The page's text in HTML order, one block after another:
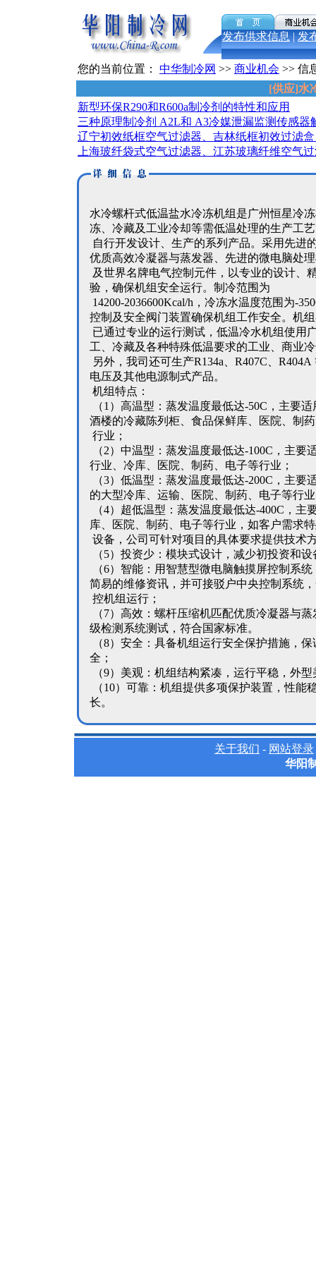
发布供求信息 | 发
您的当前位置： 中华制冷网 >> 商业机会 >> 信
[供应]水
新型环保R290和R600a制冷剂的特性和应用
三种原理制冷剂 A2L和 A3冷媒泄漏监测传感器
辽宁初效纸框空气过滤器、吉林纸框初效过滤
上海玻纤袋式空气过滤器、江苏玻璃纤维空气
水冷螺杆式低温盐水冷冻机组是广州恒星冷
冻、冷藏及工业冷却等需低温处理的生产工
自行开发设计、生产的系列产品。采用先进
优质高效冷凝器与蒸发器、先进的微电脑处
及世界名牌电气控制元件，以专业的设计、
验，确保机组安全运行。制冷范围为
14200-2036600Kcal/h，冷冻水温度范围为-
控制及安全阀门装置确保机组工作安全。机
已通过专业的运行测试，低温冷水机组使用
工、冷藏及各种特殊低温要求的工业、商业
另外，我司还可生产R134a、R407C、
电压及其他电源制式产品。
机组特点：
（1）高温型：蒸发温度最低达-50C，主要
酒楼的冷藏陈列柜、食品保鲜库、医院、制
行业；
（2）中温型：蒸发温度最低达-100C，主要
行业、冷库、医院、制药、电子等行业；
（3）低温型：蒸发温度最低达-200C，主要
的大型冷库、运输、医院、制药、电子等行
（4）超低温型：蒸发温度最低达-400C，主
库、医院、制药、电子等行业，如客户需求
设备，公司可针对项目的具体要求提供技术
（5）投资少：模块式设计，减少初投资和
（6）智能：用智慧型微电脑触摸屏控制系
简易的维修资讯，并可接驳户中央控制系统
控机组运行；
（7）高效：螺杆压缩机匹配优质冷凝器与
级检测系统测试，符合国家标准。
（8）安全：具备机组运行安全保护措施，
全；
（9）美观：机组结构紧凑，运行平稳，外型
（10）可靠：机组提供多项保护装置，性能
长。
关于我们 - 网站登录
华阳